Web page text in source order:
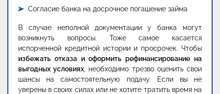
Согласие банка на досрочное погашение займа
В случае неполной документации у банка могут
возникнуть вопросы. Тоже самое касается
испорченной кредитной истории и просрочек. Чтобы
избежать отказа и оформить рефинансирование на
выгодных условиях , необходимо трезво оценить свои
шансы на самостоятельную подачу. Если вы не
уверены в своих силах или не хотите тратить время на